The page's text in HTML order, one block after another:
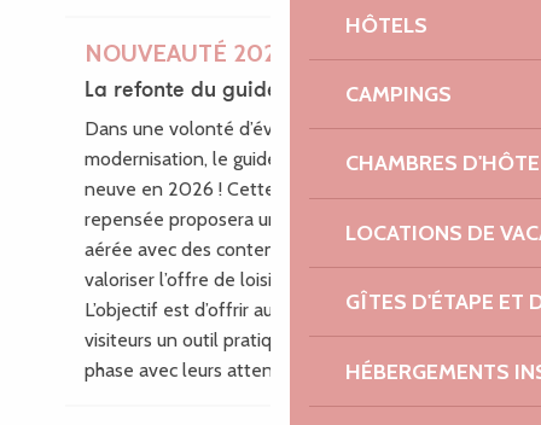
HÔTELS
CAMPINGS
CHAMBRES
LOCATIONS DE
GÎTES D'ÉTAPE ET
HÉBERGEMENTS
NOUVEAUTÉ 2026
La refonte du guide des loisirs
Dans une volonté d’évolution et de
modernisation, le guide des Loisirs fait peau
neuve en 2026 ! Cette nouvelle édition
repensée proposera une mise en page plus
aérée avec des contenus enrichis pour
valoriser l’offre de loisirs du territoire.
L’objectif est d’offrir aux habitants et aux
visiteurs un outil pratique, inspirant, en
phase avec leurs attentes.